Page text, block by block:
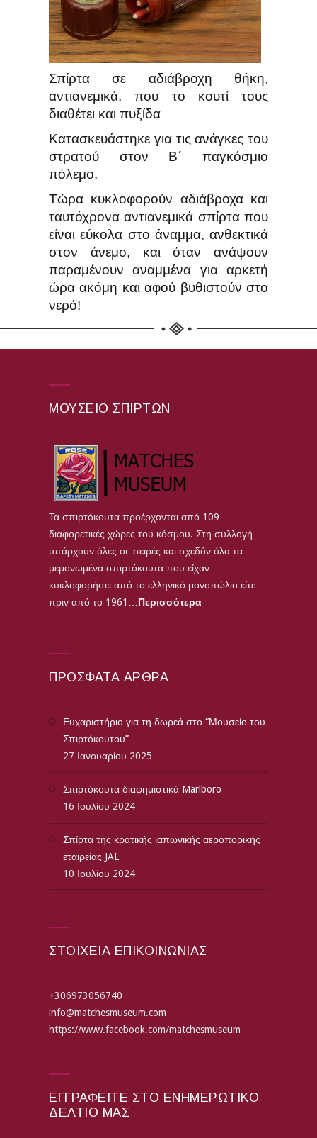
Σπίρτα σε αδιάβροχη θήκη,
αντιανεμικά, που το κουτί τους
διαθέτει και πυξίδα
Κατασκευάστηκε για τις ανάγκες του
στρατού στον Β΄ παγκόσμιο
πόλεμο.
Τώρα κυκλοφορούν αδιάβροχα και
ταυτόχρονα αντιανεμικά σπίρτα που
είναι εύκολα στο άναμμα, ανθεκτικά
στον άνεμο, και όταν ανάψουν
παραμένουν αναμμένα για αρκετή
ώρα ακόμη και αφού βυθιστούν στο
νερό!
ΜΟΥΣΕΊΟ ΣΠΊΡΤΩΝ
Τα σπιρτόκουτα προέρχονται από 109
διαφορετικές χώρες του κόσμου. Στη συλλογή
υπάρχουν όλες οι σειρές και σχεδόν όλα τα
μεμονωμένα σπιρτόκουτα που είχαν
κυκλοφορήσει από το ελληνικό μονοπώλιο είτε
πριν από το 1961…Περισσότερα
ΠΡΌΣΦΑΤΑ ΆΡΘΡΑ
Ευχαριστήριο για τη δωρεά στο “Μουσείο του
Σπιρτόκουτου”
27 Ιανουαρίου 2025
Σπιρτόκουτα διαφημιστικά Marlboro
16 Ιουλίου 2024
Σπίρτα της κρατικής ιαπωνικής αεροπορικής
εταιρείας JAL
10 Ιουλίου 2024
ΣΤΟΙΧΕΙΑ ΕΠΙΚΟΙΝΩΝΙΑΣ
+306973056740
info@matchesmuseum.com
https://www.facebook.com/matchesmuseum
ΕΓΓΡΑΦΕΊΤΕ ΣΤΟ ΕΝΗΜΕΡΩΤΙΚΌ
ΔΕΛΤΊΟ ΜΑΣ